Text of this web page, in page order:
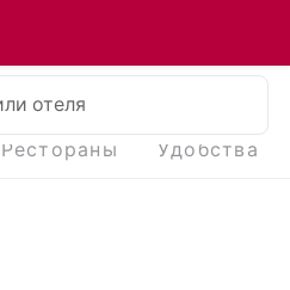
отеля
Рестораны Удобства